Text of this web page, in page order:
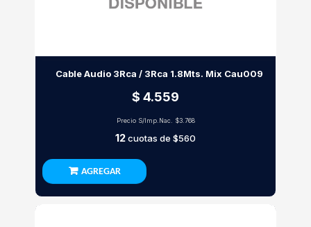
Cable Audio 3Rca / 3Rca 1.8Mts. Mix Cau009
$ 4.559
Precio S/Imp.Nac. $3.768
12cuotas de $560
AGREGAR